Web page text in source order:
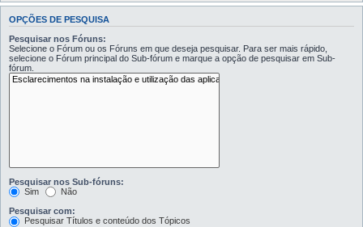
OPÇÕES DE PESQUISA
Pesquisar nos Fóruns:
Selecione o Fórum ou os Fóruns em que deseja pesquisar. Para ser mais rápido,
selecione o Fórum principal do Sub-fórum e marque a opção de pesquisar em Sub-
fórum.
Pesquisar nos Sub-fóruns:
Sim
Não
Pesquisar com:
Pesquisar Títulos e conteúdo dos Tópicos